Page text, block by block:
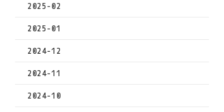
2025-02
2025-01
2024-12
2024-11
2024-10